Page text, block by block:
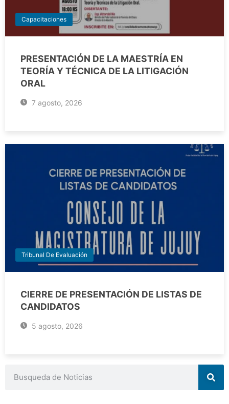
Capacitaciones
PRESENTACIÓN DE LA MAESTRÍA EN
TEORÍA Y TÉCNICA DE LA LITIGACIÓN
ORAL
7 agosto, 2026
Tribunal De Evaluación
CIERRE DE PRESENTACIÓN DE LISTAS DE
CANDIDATOS
5 agosto, 2026